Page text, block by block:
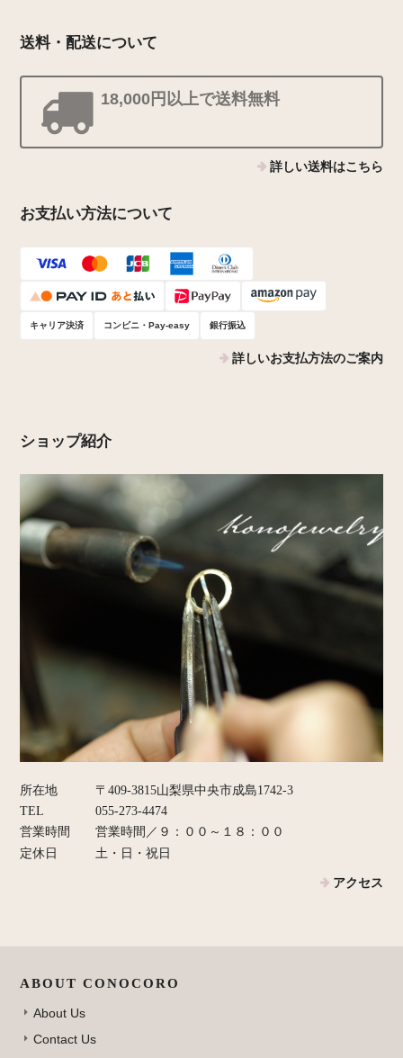
送料・配送について
18,000円以上で送料無料
詳しい送料はこちら
お支払い方法について
キャリア決済 コンビニ・Pay-easy 銀行振込
詳しいお支払方法のご案内
ショップ紹介
所在地
〒409-3815山梨県中央市成島1742-3
TEL
055-273-4474
営業時間
営業時間／９：００～１８：００
定休日
土・日・祝日
アクセス
ABOUT CONOCORO
About Us
Contact Us